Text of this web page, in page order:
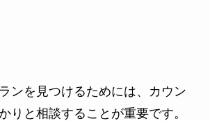
ンを見つけるためには、カウン
りと相談することが重要です。